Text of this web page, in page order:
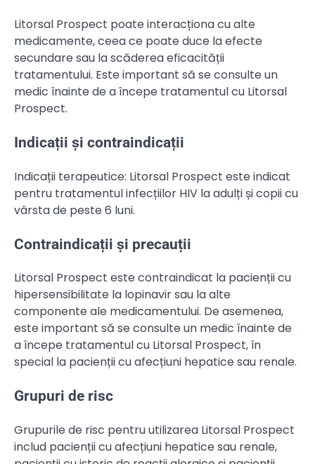
Litorsal Prospect poate interacționa cu alte
medicamente, ceea ce poate duce la efecte
secundare sau la scăderea eficacității
tratamentului. Este important să se consulte un
medic înainte de a începe tratamentul cu Litorsal
Prospect.
Indicații și contraindicații
Indicații terapeutice: Litorsal Prospect este indicat
pentru tratamentul infecțiilor HIV la adulți și copii cu
vârsta de peste 6 luni.
Contraindicații și precauții
Litorsal Prospect este contraindicat la pacienții cu
hipersensibilitate la lopinavir sau la alte
componente ale medicamentului. De asemenea,
este important să se consulte un medic înainte de
a începe tratamentul cu Litorsal Prospect, în
special la pacienții cu afecțiuni hepatice sau renale.
Grupuri de risc
Grupurile de risc pentru utilizarea Litorsal Prospect
includ pacienții cu afecțiuni hepatice sau renale,